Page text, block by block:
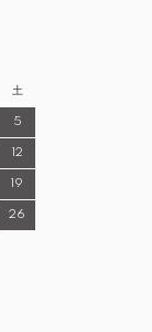
土
5
12
19
26